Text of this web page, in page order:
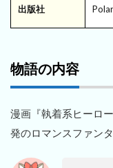
出版社
物語の内容
漫画『執着系ヒーロ
発のロマンスファン